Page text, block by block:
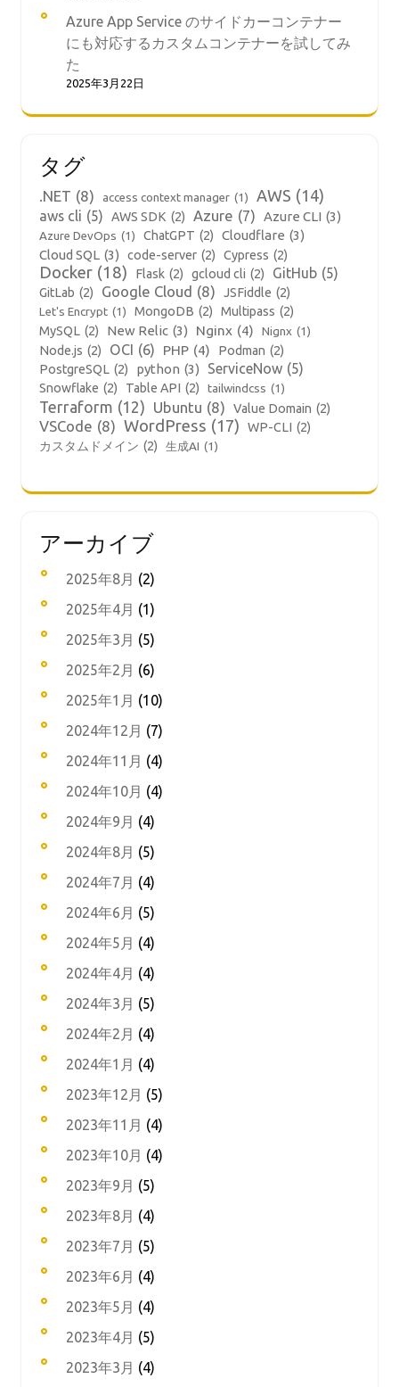
Azure App Service のサイドカーコンテナー
にも対応するカスタムコンテナーを試してみ
た
2025年3月22日
タグ
.NET (8) access context manager (1) AWS (14)
aws cli (5) AWS SDK (2) Azure (7) Azure CLI (3)
Azure DevOps (1) ChatGPT (2) Cloudflare (3)
Cloud SQL (3) code-server (2) Cypress (2)
Docker (18) Flask (2) gcloud cli (2) GitHub (5)
GitLab (2) Google Cloud (8) JSFiddle (2)
Let's Encrypt (1) MongoDB (2) Multipass (2)
MySQL (2) New Relic (3) Nginx (4) Nignx (1)
Node.js (2) OCI (6) PHP (4) Podman (2)
PostgreSQL (2) python (3) ServiceNow (5)
Snowflake (2) Table API (2) tailwindcss (1)
Terraform (12) Ubuntu (8) Value Domain (2)
VSCode (8) WordPress (17) WP-CLI (2)
カスタムドメイン (2) 生成AI (1)
アーカイブ
2025年8月 (2)
2025年4月 (1)
2025年3月 (5)
2025年2月 (6)
2025年1月 (10)
2024年12月 (7)
2024年11月 (4)
2024年10月 (4)
2024年9月 (4)
2024年8月 (5)
2024年7月 (4)
2024年6月 (5)
2024年5月 (4)
2024年4月 (4)
2024年3月 (5)
2024年2月 (4)
2024年1月 (4)
2023年12月 (5)
2023年11月 (4)
2023年10月 (4)
2023年9月 (5)
2023年8月 (4)
2023年7月 (5)
2023年6月 (4)
2023年5月 (4)
2023年4月 (5)
2023年3月 (4)